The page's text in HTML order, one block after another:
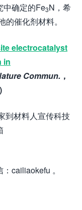
中确定的Fe3N，希
催化剂材料。
electrocatalyst
in
Commun. ，
)
到材料人宣传科技
cailiaokefu 。